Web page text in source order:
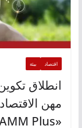
اقتصاد بيئة
مهن
«THAMM Plus»